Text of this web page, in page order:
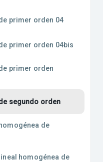
primer orden 04
primer orden 04bis
primer orden
segundo orden
de
homogénea de